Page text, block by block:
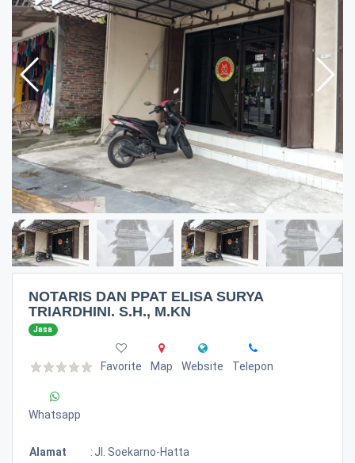
NOTARIS DAN PPAT ELISA SURYA
TRIARDHINI. S.H., M.KN
Jasa
Favorite Map Website Telepon
Whatsapp
Alamat : Jl. Soekarno-Hatta